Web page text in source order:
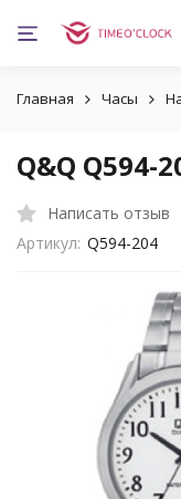
Главная Часы
Q&Q Q594-
Написать отзыв
Артикул: Q594-204